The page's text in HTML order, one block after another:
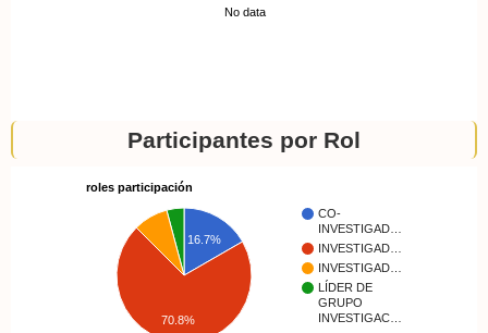
No data
Participantes por Rol
roles participación
CO-
INVESTIGAD…
INVESTIGAD…
INVESTIGAD…
LÍDER DE
GRUPO
INVESTIGAC…
16.7%
70.8%